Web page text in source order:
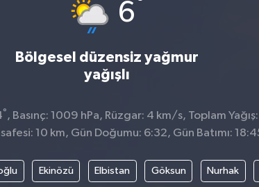
6
Bölgesel düzensiz yağmur
yağışlı
° , Basınç: 1009 hPa, Rüzgar: 4 km/s, Toplam
10 km, Gün Doğumu: 6:32, Gün Batımı:
Ekinözü Elbistan Göksun Nurhak